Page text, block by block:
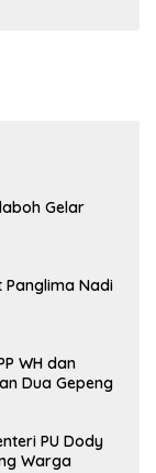
Gelar
Panglima Nadi
WH dan
Dua Gepeng
PU Dody
Warga